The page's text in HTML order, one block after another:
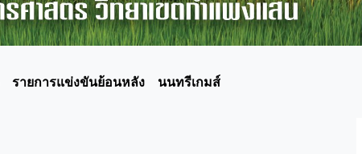
รายการแข่งขันย้อนหลัง นนทรีเกมส์